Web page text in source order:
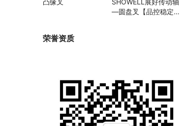
—圆盘叉【品控稳定，
荣誉资质